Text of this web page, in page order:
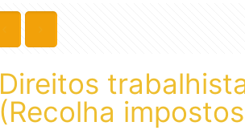
Direitos
(Recolha